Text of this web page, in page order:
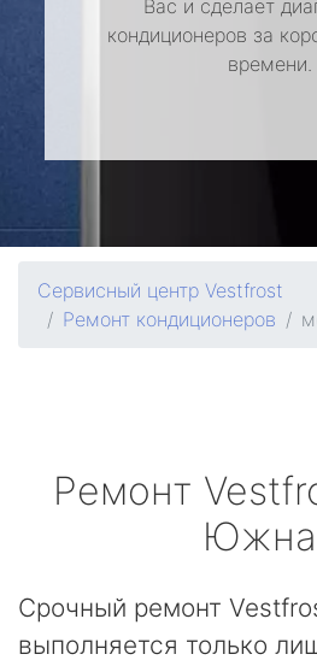
Вас и сделает
кондиционеров за
времени.
Сервисный центр Vestfrost
Ремонт кондиционеров
Ремонт
Срочный ремонт
выполняется только